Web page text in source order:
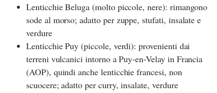
Lenticchie Beluga (molto piccole, nere): rimangono
sode al morso; adatto per zuppe, stufati, insalate e
verdure
Lenticchie Puy (piccole, verdi): provenienti dai
terreni vulcanici intorno a Puy-en-Velay in Francia
(AOP), quindi anche lenticchie francesi, non
scuocere; adatto per curry, insalate, verdure